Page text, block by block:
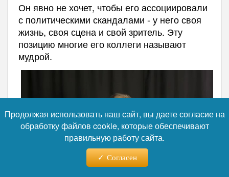
Он явно не хочет, чтобы его ассоциировали
с политическими скандалами - у него своя
жизнь, своя сцена и свой зритель. Эту
позицию многие его коллеги называют
мудрой.
Продолжая использовать наш сайт, вы даете согласие на
обработку файлов cookie, которые обеспечивают
правильную работу сайта.
Согласен